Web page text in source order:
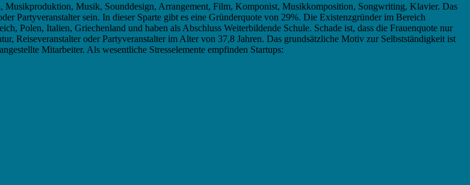
Musik, Sounddesign, Arrangement, Film, Komponist, Musikkomposition, Songwriting, Klavier. Das
Partyveranstalter sein. In dieser Sparte gibt es eine Gründerquote von 29%. Die Existenzgründer im Bereich
Polen, Italien, Griechenland und haben als Abschluss Weiterbildende Schule. Schade ist, dass die Frauenquote nur
Reiseveranstalter oder Partyveranstalter im Alter von 37,8 Jahren. Das grundsätzliche Motiv zur Selbstständigkeit ist
Mitarbeiter. Als wesentliche Stresselemente empfinden Startups: